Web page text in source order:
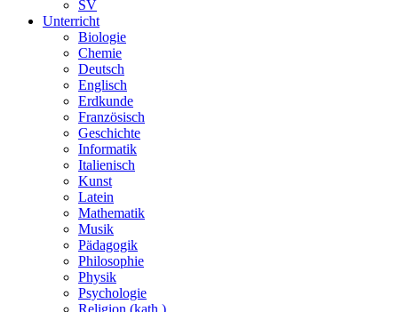
SV
Unterricht
Biologie
Chemie
Deutsch
Englisch
Erdkunde
Französisch
Geschichte
Informatik
Italienisch
Kunst
Latein
Mathematik
Musik
Pädagogik
Philosophie
Physik
Psychologie